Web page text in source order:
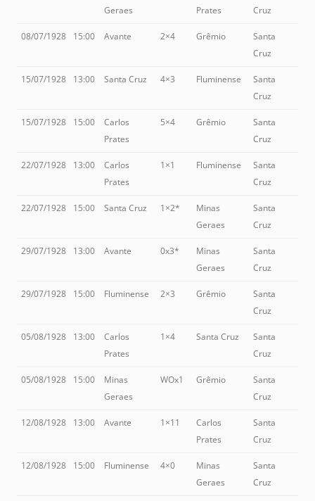
Geraes
Prates
Cruz
08/07/1928 15:00 Avante 2×4 Grêmio
Santa
Cruz
15/07/1928 13:00 Santa Cruz 4×3 Fluminense
Santa
Cruz
15/07/1928 15:00
Carlos
Prates
5×4 Grêmio
Santa
Cruz
22/07/1928 13:00
Carlos
Prates
1×1 Fluminense
Santa
Cruz
22/07/1928 15:00 Santa Cruz 1×2*
Minas
Geraes
Santa
Cruz
29/07/1928 13:00 Avante 0x3*
Minas
Geraes
Santa
Cruz
29/07/1928 15:00 Fluminense 2×3 Grêmio
Santa
Cruz
05/08/1928 13:00
Carlos
Prates
1×4 Santa Cruz
Santa
Cruz
05/08/1928 15:00
Minas
Geraes
WOx1 Grêmio
Santa
Cruz
12/08/1928 13:00 Avante 1×11
Carlos
Prates
Santa
Cruz
12/08/1928 15:00 Fluminense 4×0
Minas
Geraes
Santa
Cruz